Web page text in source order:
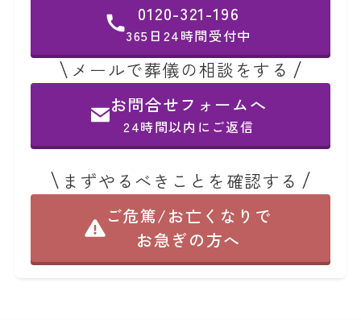
0120-321-196
365日24時間受付中
メールで葬儀の相談をする
お問合せフォームへ
24時間以内にご返信
まずやるべきことを確認する
ご危篤/お亡くなりで
お急ぎの方へ